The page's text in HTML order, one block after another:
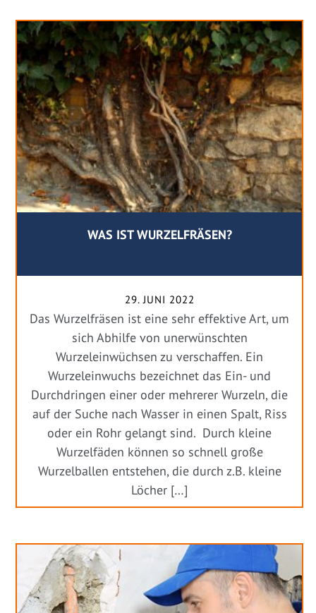
WAS IST WURZELFRÄSEN?
29. JUNI 2022
Das Wurzelfräsen ist eine sehr effektive Art, um
sich Abhilfe von unerwünschten
Wurzeleinwüchsen zu verschaffen. Ein
Wurzeleinwuchs bezeichnet das Ein- und
Durchdringen einer oder mehrerer Wurzeln, die
auf der Suche nach Wasser in einen Spalt, Riss
oder ein Rohr gelangt sind. Durch kleine
Wurzelfäden können so schnell große
Wurzelballen entstehen, die durch z.B. kleine
Löcher […]